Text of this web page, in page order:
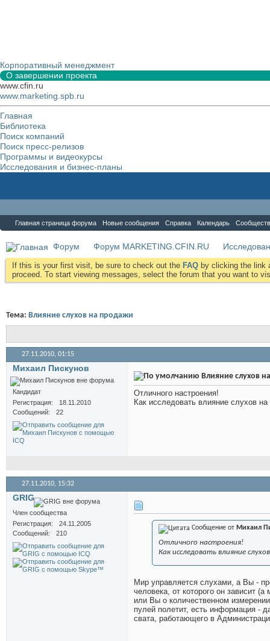
Корпоративный менеджмент
О завершении проекта
www.cfin.ru
www.marketing.spb.ru
Главная
Библиотека
Поиск компаний
Поиск пресс-релизов
Программы и видеокурсы
Исследования и бизнес-планы
Главная страница форума Новые сообщения Справка Календарь
Форум Форум MARKETING.CFIN.RU
If this is your first visit, be sure to check out the FAQ by clicking the link
proceed. To start viewing messages, select the forum that you want to
Тема: Влияние слухов на продажи
27.11.2010, 01:15
Михаил Пискунов
Кандидат
Регистрация
18.11.2010
Сообщений
22
Влияние слухов
Отличного настроения!
Как исследовать влияние слухов
27.11.2010, 15:32
GRIG
Член сообщества
Регистрация
24.11.2005
Сообщений
210
Сообщение от Михаил
Отличного настроения!
Как исследовать влияние
Мир управляется слухами, а Вы -
человека, от которого он зависит
или Вы о количественном
пулей полетит, есть информация -
свата, работающего в